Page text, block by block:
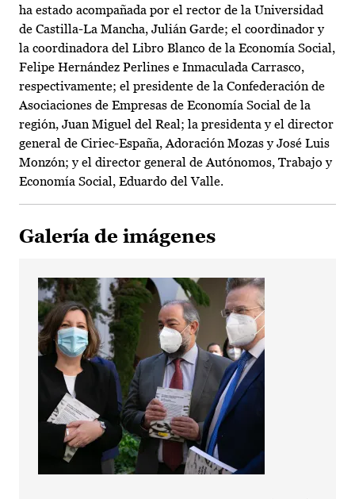
ha estado acompañada por el rector de la Universidad
de Castilla-La Mancha, Julián Garde; el coordinador y
la coordinadora del Libro Blanco de la Economía Social,
Felipe Hernández Perlines e Inmaculada Carrasco,
respectivamente; el presidente de la Confederación de
Asociaciones de Empresas de Economía Social de la
región, Juan Miguel del Real; la presidenta y el director
general de Ciriec-España, Adoración Mozas y José Luis
Monzón; y el director general de Autónomos, Trabajo y
Economía Social, Eduardo del Valle.
Galería de imágenes